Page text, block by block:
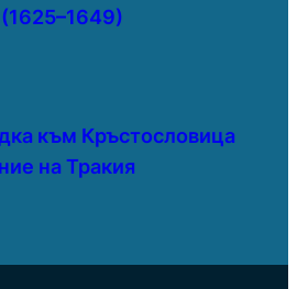
към Кръстословица
на Тракия